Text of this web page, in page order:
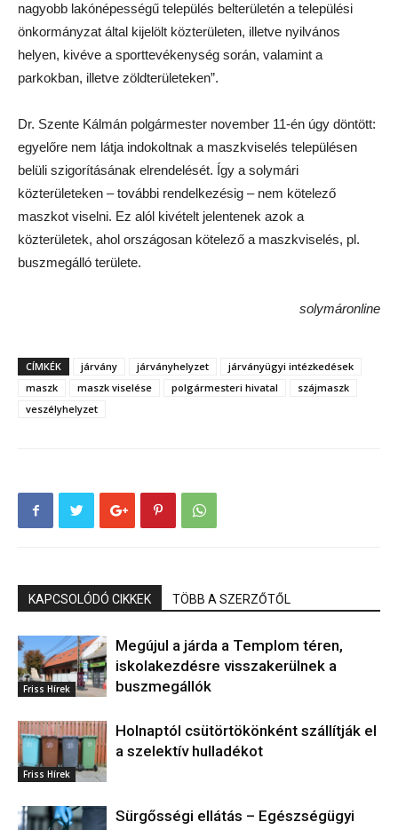
nagyobb lakónépességű település belterületén a települési
önkormányzat által kijelölt közterületen, illetve nyilvános
helyen, kivéve a sporttevékenység során, valamint a
parkokban, illetve zöldterületeken”.
Dr. Szente Kálmán polgármester november 11-én úgy döntött:
egyelőre nem látja indokoltnak a maszkviselés településen
belüli szigorításának elrendelését. Így a solymári
közterületeken – további rendelkezésig – nem kötelező
maszkot viselni. Ez alól kivételt jelentenek azok a
közterületek, ahol országosan kötelező a maszkviselés, pl.
buszmegálló területe.
solymáronline
CÍMKÉK járvány járványhelyzet
járványügyi intézkedések
maszk
maszk viselése polgármesteri hivatal
szájmaszk
veszélyhelyzet
KAPCSOLÓDÓ CIKKEK TÖBB A SZERZŐTŐL
Friss Hírek
Megújul a járda a Templom téren,
iskolakezdésre visszakerülnek a
buszmegállók
Friss Hírek
Holnaptól csütörtökönként szállítják el
a szelektív hulladékot
Sürgősségi ellátás – Egészségügyi